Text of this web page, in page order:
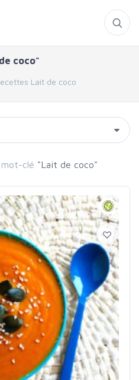
coco"
Lait de coco
clé "Lait de coco"